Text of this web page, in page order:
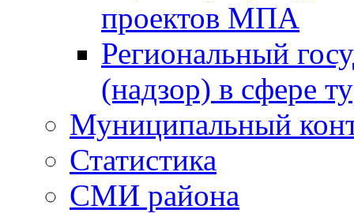
проектов МПА
Региональный
(надзор) в сфере
Муниципальный
Статистика
СМИ района